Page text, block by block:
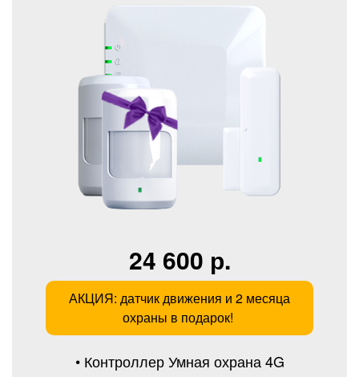
24 600 р.
АКЦИЯ: датчик движения и 2 месяца
охраны в подарок!
• Контроллер Умная охрана 4G